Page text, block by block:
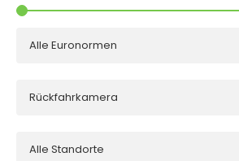
Alle Euronormen
Rückfahrkamera
Alle Standorte